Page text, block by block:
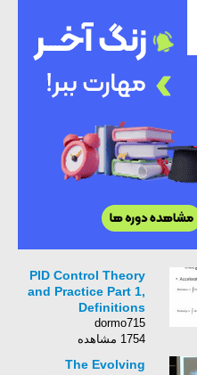
PID Control Theory
and Practice Part 1,
Definitions
dormo715
1754 مشاهده
The Evolving